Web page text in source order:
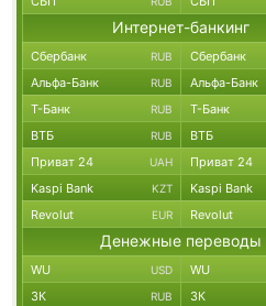
Интернет-банкинг
Сбербанк RUB Сбербанк
Альфа-Банк RUB Альфа-Банк
Т-Банк RUB Т-Банк
ВТБ RUB ВТБ
Приват 24 UAH Приват 24
Kaspi Bank KZT Kaspi Bank
Revolut EUR Revolut
Денежные переводы
WU USD WU
ЗК RUB ЗК